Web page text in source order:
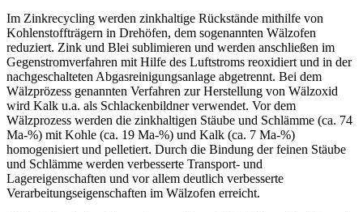
Im Zinkrecycling werden zinkhaltige Rückstände mithilfe von
Kohlenstoffträgern in Drehöfen, dem sogenannten Wälzofen
reduziert. Zink und Blei sublimieren und werden anschließen im
Gegenstromverfahren mit Hilfe des Luftstroms reoxidiert und in der
nachgeschalteten Abgasreinigungsanlage abgetrennt. Bei dem
Wälzprözess genannten Verfahren zur Herstellung von Wälzoxid
wird Kalk u.a. als Schlackenbildner verwendet. Vor dem
Wälzprozess werden die zinkhaltigen Stäube und Schlämme (ca. 74
Ma-%) mit Kohle (ca. 19 Ma-%) und Kalk (ca. 7 Ma-%)
homogenisiert und pelletiert. Durch die Bindung der feinen Stäube
und Schlämme werden verbesserte Transport- und
Lagereigenschaften und vor allem deutlich verbesserte
Verarbeitungseigenschaften im Wälzofen erreicht.